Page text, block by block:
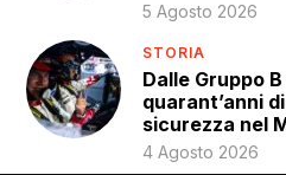
5 Agosto 2026
STORIA
Dalle Gruppo B
quarant’anni
sicurezza nel
4 Agosto 2026